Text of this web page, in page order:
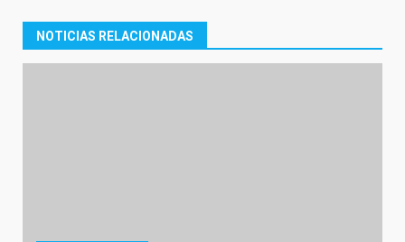
NOTICIAS RELACIONADAS